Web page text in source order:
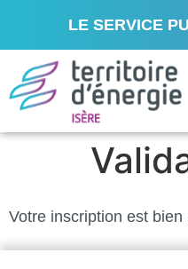
LE SERVICE
Votre inscription est